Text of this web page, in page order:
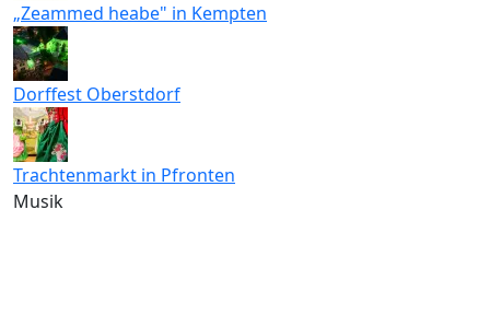
„Zeammed heabe" in Kempten
Dorffest Oberstdorf
Trachtenmarkt in Pfronten
Musik